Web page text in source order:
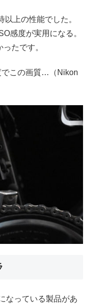
上の性能でした。
感度が実用になる。
たです。
でこの画質…（Nikon
なっている製品があ